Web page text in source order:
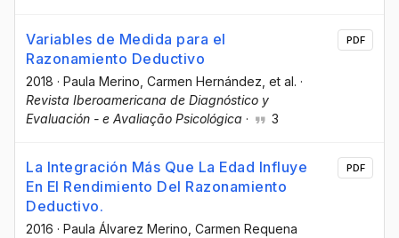
Variables de Medida para el
Razonamiento Deductivo
2018 · Paula Merino , Carmen Hernández , et al. ·
Revista Iberoamericana de Diagnóstico y
Evaluación - e Avaliação Psicológica · 3
PDF
La Integración Más Que La Edad Influye
En El Rendimiento Del Razonamiento
Deductivo.
2016 · Paula Álvarez Merino , Carmen Requena
PDF